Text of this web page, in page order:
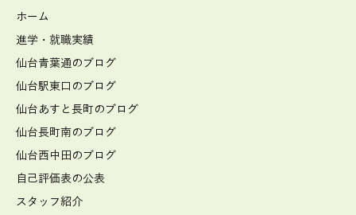
ホーム
進学・就職実績
仙台青葉通のブログ
仙台駅東口のブログ
仙台あすと長町のブログ
仙台長町南のブログ
仙台西中田のブログ
自己評価表の公表
スタッフ紹介